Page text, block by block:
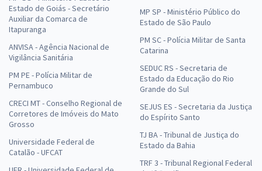
Estado de Goiás - Secretário
Auxiliar da Comarca de
Itapuranga
ANVISA - Agência Nacional de
Vigilância Sanitária
PM PE - Polícia Militar de
Pernambuco
CRECI MT - Conselho Regional de
Corretores de Imóveis do Mato
Grosso
Universidade Federal de
Catalão - UFCAT
MP SP - Ministério Público do
Estado de São Paulo
PM SC - Polícia Militar de Santa
Catarina
SEDUC RS - Secretaria de
Estado da Educação do Rio
Grande do Sul
SEJUS ES - Secretaria da Justiça
do Espírito Santo
TJ BA - Tribunal de Justiça do
Estado da Bahia
TRF 3 - Tribunal Regional Federal